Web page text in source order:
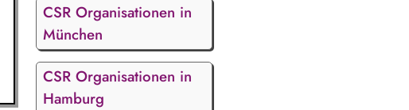
CSR Organisationen in
München
CSR Organisationen in
Hamburg